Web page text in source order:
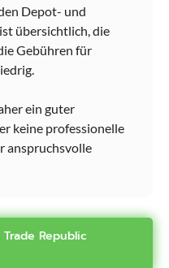
Depot- und
übersichtlich, die
Gebühren für
ein guter
keine professionelle
anspruchsvolle
Republic